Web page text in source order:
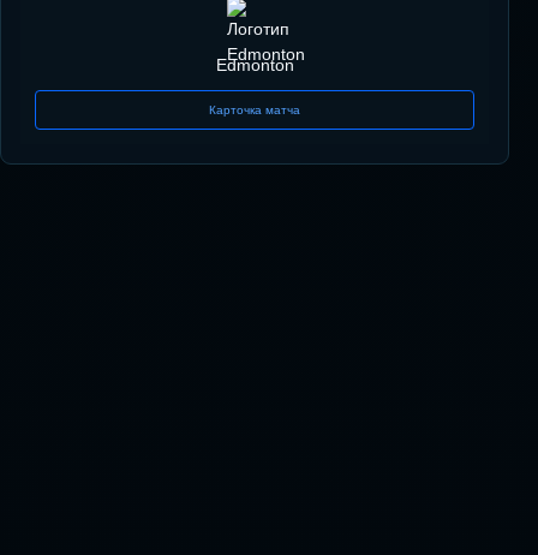
Edmonton
Карточка матча